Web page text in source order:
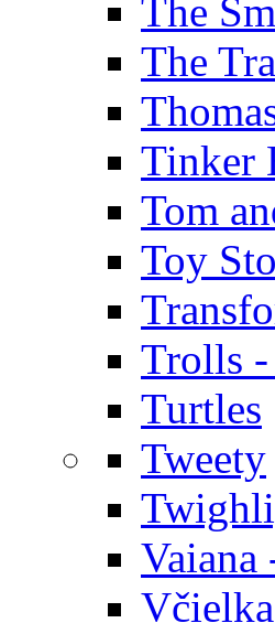
The
The
Tinker
Tom
Toy
Trolls
Turtles
Tweety
Vaiana